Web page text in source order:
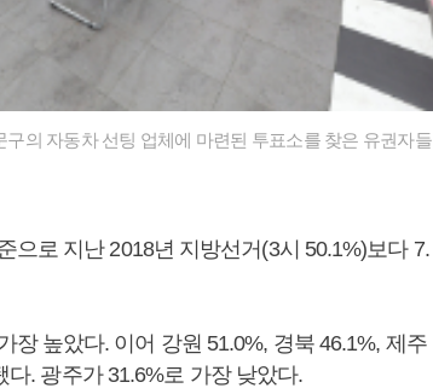
의 자동차 선팅 업체에 마련된 투표소를 찾은 유권자들
으로 지난 2018년 지방선거(3시 50.1%)보다 7.
장 높았다. 이어 강원 51.0%, 경북 46.1%, 제주
. 광주가 31.6%로 가장 낮았다.